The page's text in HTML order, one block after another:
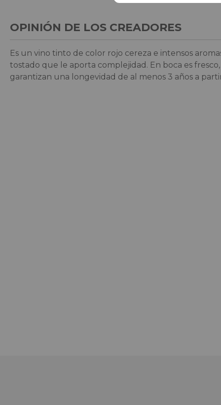
OPINIÓN DE LOS CREADORES
Es un vino tinto de color rojo cereza e intensos
tostado que le aporta complejidad. En boca es
garantizan una longevidad de al menos 3 años a